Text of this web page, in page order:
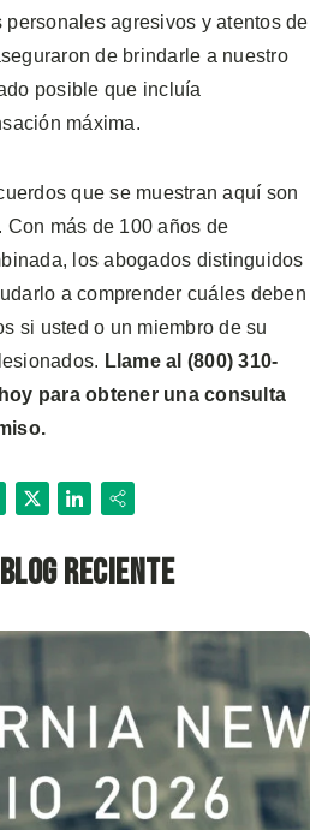
agresivos y atentos de
de brindarle a nuestro
posible que incluía
máxima.
que se muestran aquí son
. Con más de 100 años de
los abogados distinguidos
a comprender cuáles deben
si usted o un miembro de su
Llame al (800) 310-
hoy para obtener una consulta
X LinkedIn
Share
reciente